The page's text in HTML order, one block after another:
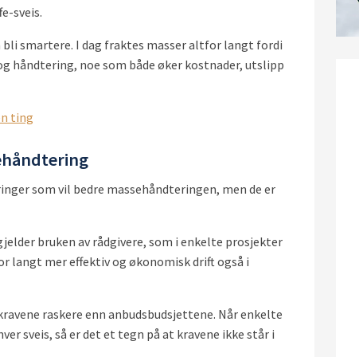
sveis.
smartere. I dag fraktes masser altfor langt fordi
håndtering, noe som både øker kostnader, utslipp
ting
som vil bedre massehåndteringen, men de er
bruken av rådgivere, som i enkelte prosjekter
langt mer effektiv og økonomisk drift også i
raskere enn anbudsbudsjettene. Når enkelte
sveis, så er det et tegn på at kravene ikke står i